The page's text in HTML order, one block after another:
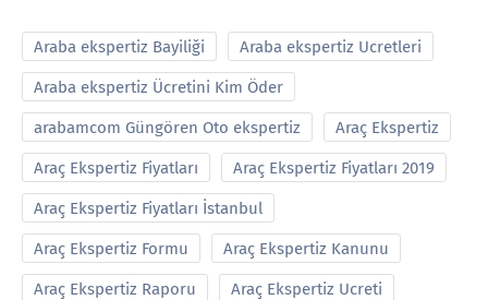
Araba ekspertiz Bayiliği Araba ekspertiz Ucretleri
Araba ekspertiz Ücretini Kim Öder
arabamcom Güngören Oto ekspertiz Araç Ekspertiz
Araç Ekspertiz Fiyatları Araç Ekspertiz Fiyatları 2019
Araç Ekspertiz Fiyatları İstanbul
Araç Ekspertiz Formu Araç Ekspertiz Kanunu
Araç Ekspertiz Raporu Araç Ekspertiz Ucreti